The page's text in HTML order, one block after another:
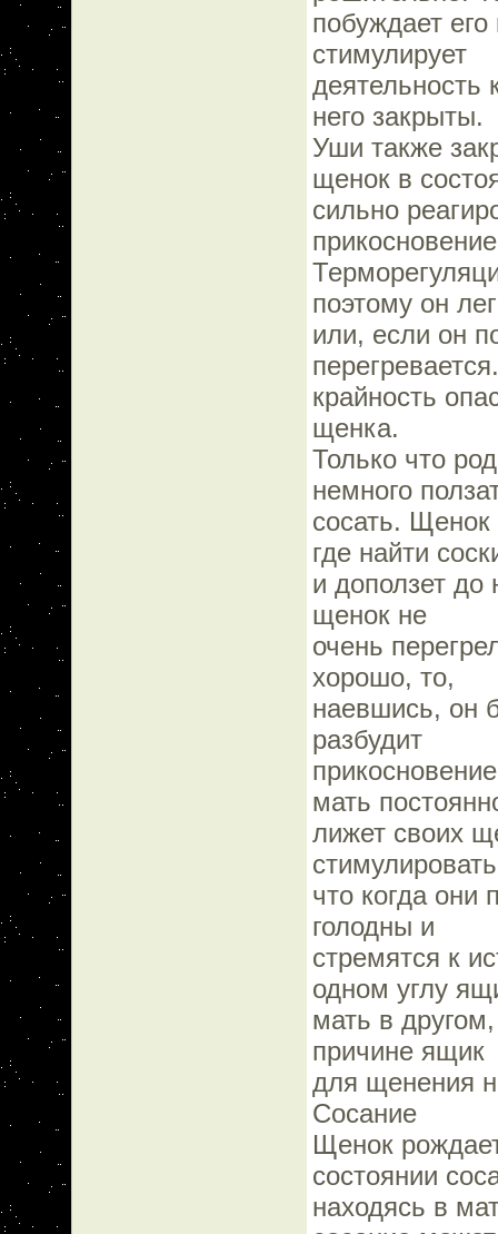
побуждает
стимулирует
деятельность
него закрыты.
Уши также
щенок в
сильно
поэтому он
или, если он
крайность
щенка.
Только что
немного
сосать.
где найти
и доползет до
щенок не
очень
хорошо, то,
наевшись, он
разбудит
мать
лижет своих
что когда они
голодны и
стремятся к
одном углу
мать в
причине ящик
для щенения
Сосание
Щенок
состоянии
находясь в